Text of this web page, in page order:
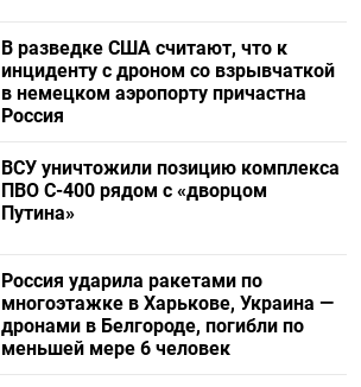
В разведке США считают, что к
инциденту с дроном со взрывчаткой
в немецком аэропорту причастна
Россия
ВСУ уничтожили позицию комплекса
ПВО С-400 рядом с «дворцом
Путина»
Россия ударила ракетами по
многоэтажке в Харькове, Украина —
дронами в Белгороде, погибли по
меньшей мере 6 человек